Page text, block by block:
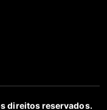
direitos reservados.